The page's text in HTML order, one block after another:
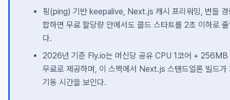
핑(ping) 기반 keepalive, Next.js 캐시 프리워밍, 번들 경
합하면 무료 할당량 안에서도 콜드 스타트를 2초 이하로
다.
2026년 기준 Fly.io는 머신당 공유 CPU 1코어 +
무료로 제공하며, 이 스펙에서 Next.js 스탠드얼론 빌드가
기동 시간을 보인다.